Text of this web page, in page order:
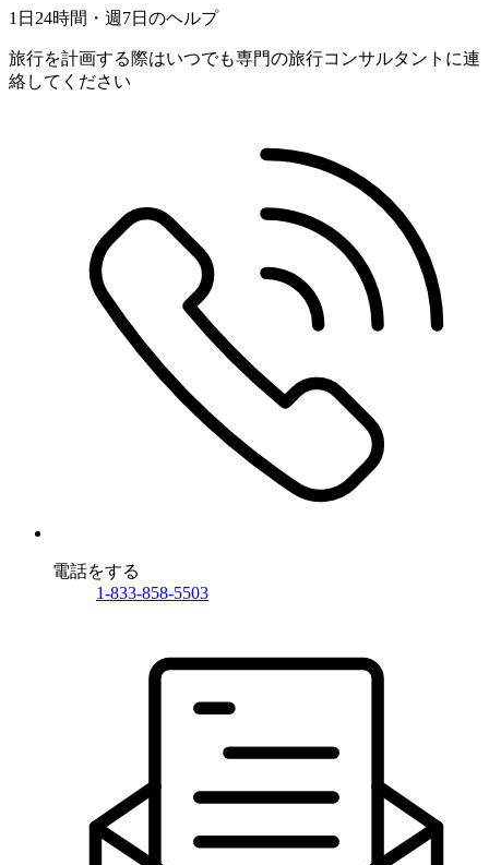
1日24時間・週7日のヘルプ
旅行を計画する際はいつでも専門の旅行コンサルタントに連
絡してください
電話をする
1-833-858-5503